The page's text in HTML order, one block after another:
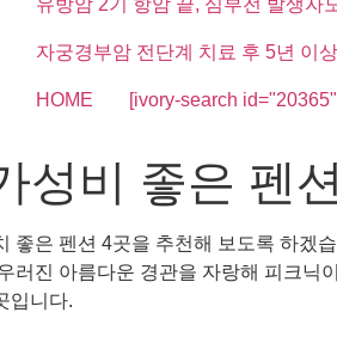
유방암 2기 항암 끝, 심부전 발생자
자궁경부암 전단계 치료 후 5년 이
HOME [ivory-search
성비 좋은 펜
좋은 펜션 4곳을 추천해 보도록 하겠
러진 아름다운 경관을 자랑해 피크
입니다.